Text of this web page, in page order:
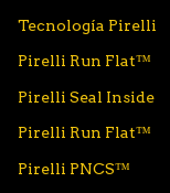
Tecnología Pirelli
Pirelli Run Flat™
Pirelli Seal Inside
Pirelli Run Flat™
Pirelli PNCS™